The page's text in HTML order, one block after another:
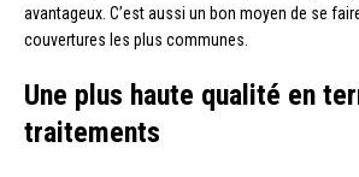
avantageux. C’est aussi un bon moyen de se
couvertures les plus communes.
Une plus haute qualité en
traitements